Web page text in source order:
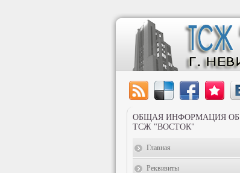
ОБЩАЯ ИНФОРМАЦИЯ ОБ
ТСЖ "ВОСТОК"
Главная
Реквизиты